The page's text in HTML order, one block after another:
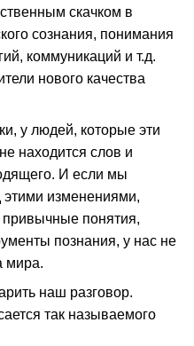
скачком в
сознания, понимания
коммуникаций и т.д.
нового качества
у людей, которые эти
находится слов и
И если мы
изменениями,
привычные понятия,
познания, у нас не
мира.
наш разговор.
так называемого